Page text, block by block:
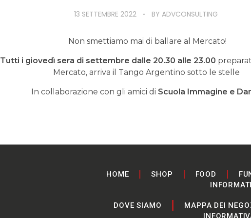
13 SETTEMBRE 2022 BY ADVCONSULTING
Non smettiamo mai di ballare al Mercato!
Tutti i giovedì sera di settembre dalle 20.30 alle 23.00
Mercato, arriva il Tango Argentino sotto le stelle
In collaborazione con gli amici di Scuola Immagine e
HOME SHOP FOOD
DOVE SIAMO MAPPA DEI